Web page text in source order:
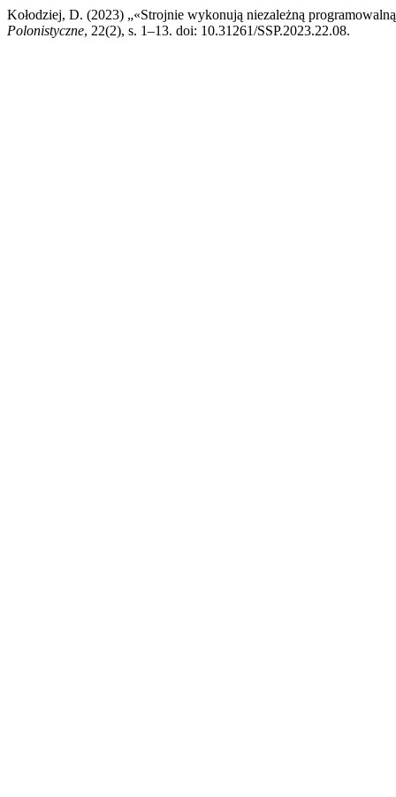
Kołodziej, D. (2023) „«Strojnie wykonują niezależną
Polonistyczne, 22(2), s. 1–13. doi: 10.31261/SSP.2023.22.08.